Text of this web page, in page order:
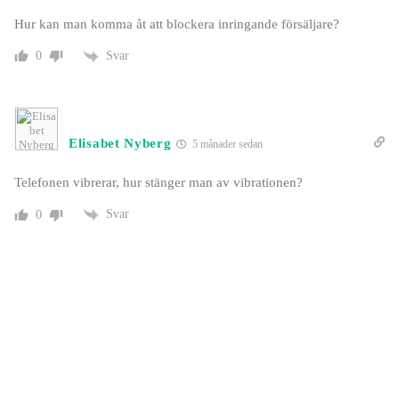
Hur kan man komma åt att blockera inringande försäljare?
0 Svar
Elisabet Nyberg 5 månader sedan
Telefonen vibrerar, hur stänger man av vibrationen?
0 Svar